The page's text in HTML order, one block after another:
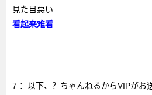
見た目悪い
看起来难看
7 ：以下、？ちゃんねるからVIPがお